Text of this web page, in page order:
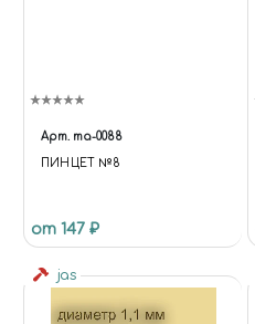
Арт. ma-0088
ПИНЦЕТ №8
от 147 ₽
jas